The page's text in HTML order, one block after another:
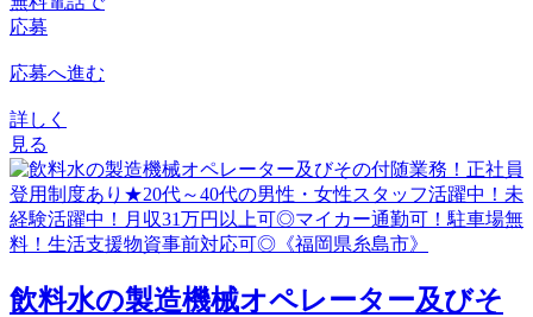
応募
応募へ進む
詳しく
見る
飲料水の製造機械オペレーター及びそ